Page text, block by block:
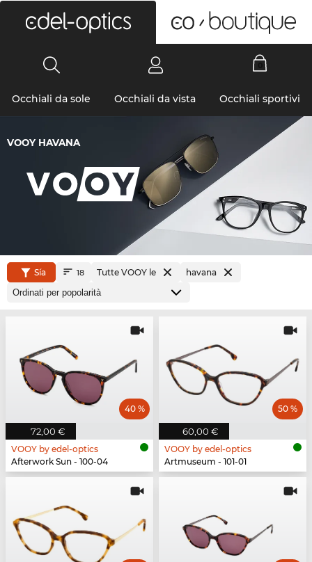
Occhiali da sole Occhiali da vista Occhiali sportivi
VOOY HAVANA
Sía 18 Tutte VOOY le havana
72,00 €
40 %
VOOY by edel-optics
Afterwork Sun - 100-04
60,00 €
50 %
VOOY by edel-optics
Artmuseum - 101-01